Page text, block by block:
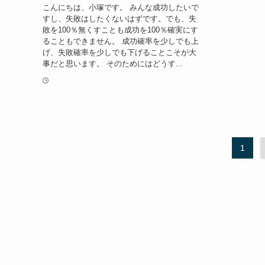
こんにちは、小塚です。 みんな成功したいで
すし、失敗はしたくないはずです。でも、失
敗を100％無くすことも成功を100％確実にす
ることもできません。 成功確率を少しでも上
げ、失敗確率を少しでも下げることこそが大
事だと思います。 そのためにはどうす...
1